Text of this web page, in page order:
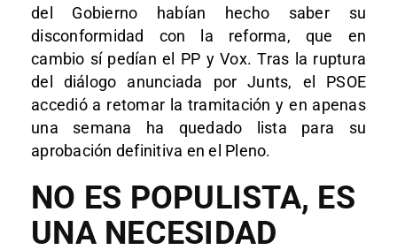
del Gobierno habían hecho saber su
disconformidad con la reforma, que en
cambio sí pedían el PP y Vox. Tras la ruptura
del diálogo anunciada por Junts, el PSOE
accedió a retomar la tramitación y en apenas
una semana ha quedado lista para su
aprobación definitiva en el Pleno.
NO ES POPULISTA, ES
UNA NECESIDAD